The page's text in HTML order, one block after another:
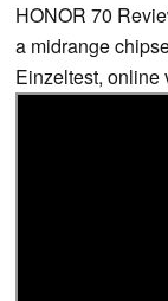
HONOR 70
a midrange
Einzeltest, online